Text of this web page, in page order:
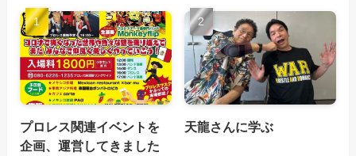
プロレス関連イベントを
企画、運営してきました
天龍さんに学ぶ